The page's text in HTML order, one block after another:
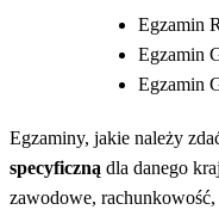
Egzamin
Egzamin
Egzamin
Egzaminy, jakie należy
specyficzną dla danego
zawodowe,